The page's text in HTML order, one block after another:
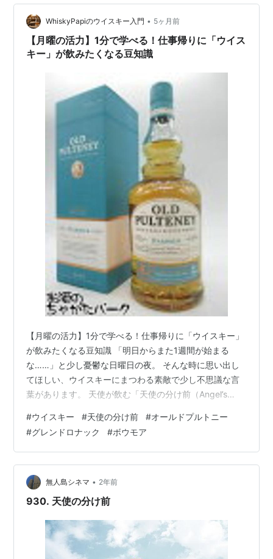
すいですが、実は「1つの蒸留所」という意味。音楽で例
えるなら「ソロアーテ…
WhiskyPapiのウイスキー入門 • 5ヶ月前
【月曜の活力】1分で学べる！仕事帰りに「ウイス
キー」が飲みたくなる豆知識
【月曜の活力】1分で学べる！仕事帰りに「ウイスキー」
が飲みたくなる豆知識 「明日からまた1週間が始まる
な……」と少し憂鬱な日曜日の夜。 そんな時に思い出し
てほしい、ウイスキーにまつわる素敵で少し不思議な言
葉があります。 天使が飲む「天使の分け前（Angel’s
ント（約2〜3%）が蒸発して消えてしまいます。 これを
造り手たちは「天使が飲んだ」と考え「天使の分け前
（Angel’s Share）」と呼びました。 天使でさえも我慢で
きずにこっそり飲んでしまうほど、ウイスキーは熟成に
よって美味しくなるのです。 「天使の分け前」の話を聞
いた後は、不…
#ウイスキー #天使の分け前 #オールドプルトニー
#グレンドロナック #ボウモア
無人島シネマ • 2年前
930. 天使の分け前